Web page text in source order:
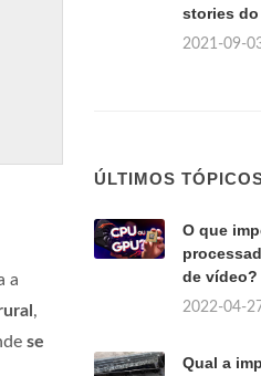
a
,
se
stories
2021-09-
ÚLTIMOS
O que
de vídeo?
2022-04-
Qual a